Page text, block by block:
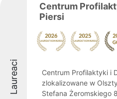
Laureaci
Centrum
Piersi
Centrum Profilaktyki i
zlokalizowane w
Stefana Żeromskiego